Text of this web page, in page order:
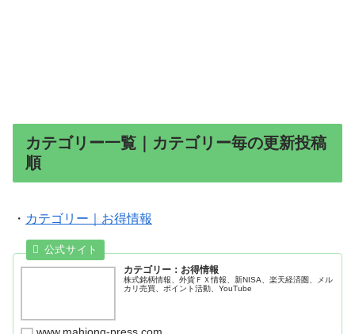
カテゴリー一覧｜カテゴリー毎の更新投稿
順
・ カテゴリー｜お得情報
カテゴリー：お得情報
株式銘柄情報、外貨ＦＸ情報、新NISA、楽天経済圏、メル
カリ売買、ポイント活動、YouTube